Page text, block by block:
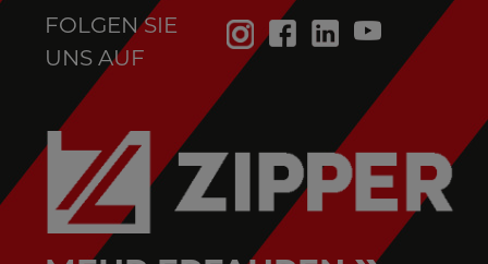
FOLGEN SIE
UNS AUF